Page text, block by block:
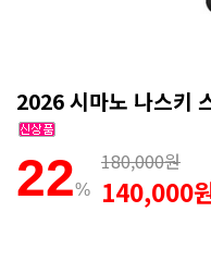
2026 시마노 나스키
22%
180,000원
140,000